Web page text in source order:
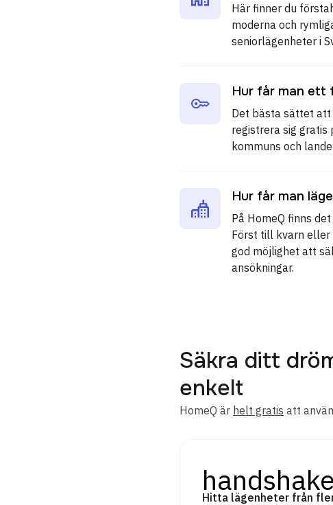
Här finner du
moderna och
seniorlägenheter i
Hur får man ett
Det bästa sättet att
registrera sig gratis
kommuns och
Hur får man
På HomeQ finns
Först till kvarn eller
god möjlighet att
ansökningar.
Säkra ditt
enkelt
HomeQ är helt gratis att
handshake
Hitta lägenheter från